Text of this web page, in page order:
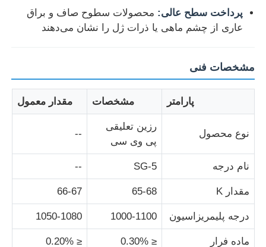
دربارهی ما
کنترل کیفیت
تماس با ما
اخبار
همه موارد
پرسولفات ها
پرداخت سطح عالی: محصولات سطوح صاف و براق
عاری از چشم ماهی یا ذرات ژل را نشان می‌دهند
مشخصات فنی
پارامتر مشخصات مقدار معمول
نوع محصول
رزین تعلیقی
پی وی سی
--
نام درجه SG-5
--
مقدار K 65-68
66-67
درجه پلیمریزاسیون 1000-1100
1050-1080
ماده فرار ≤ 0.30%
≤ 0.20%